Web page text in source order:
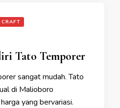
CRAFT
Tato Temporer
sangat mudah. Tato
di Malioboro
yang bervariasi.